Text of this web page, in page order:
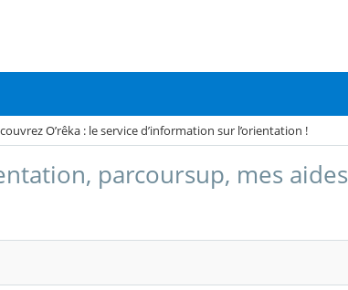
O’rêka : le service d’information sur l’orientation !
parcoursup, mes aides